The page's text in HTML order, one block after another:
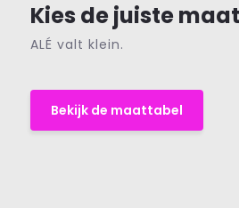
Kies de juiste maat
ALÉ valt klein.
Bekijk de maattabel